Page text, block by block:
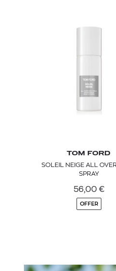
120,00 €
TOM FORD
SOLEIL NEIGE ALL
SPRAY
56,00 €
OFFER